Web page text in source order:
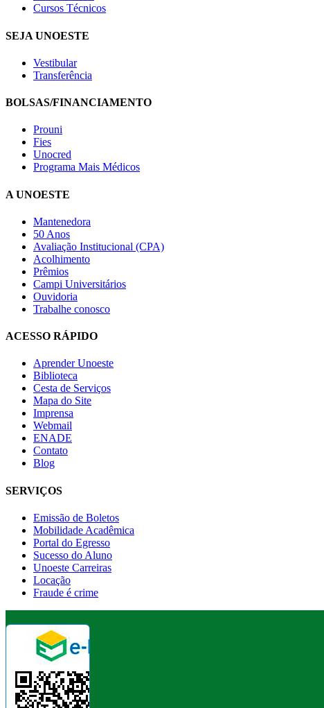
Cursos Técnicos
SEJA UNOESTE
Vestibular
Transferência
BOLSAS/FINANCIAMENTO
Prouni
Fies
Unocred
Programa Mais Médicos
A UNOESTE
Mantenedora
50 Anos
Avaliação Institucional (CPA)
Acolhimento
Prêmios
Campi Universitários
Ouvidoria
Trabalhe conosco
ACESSO RÁPIDO
Aprender Unoeste
Biblioteca
Cesta de Serviços
Mapa do Site
Imprensa
Webmail
ENADE
Contato
Blog
SERVIÇOS
Emissão de Boletos
Mobilidade Acadêmica
Portal do Egresso
Sucesso do Aluno
Unoeste Carreiras
Locação
Fraude é crime